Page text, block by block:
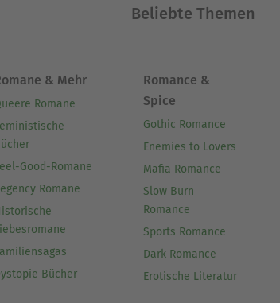
Beliebte Themen
& Mehr
Romane
Good-Romane
Romane
Bücher
Romance &
Spice
Gothic Romance
Enemies to Lovers
Mafia Romance
Slow Burn
Romance
Sports Romance
Dark Romance
Erotische Literatur